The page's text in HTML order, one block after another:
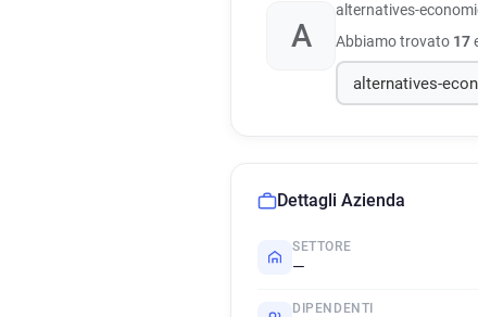
A
alternatives-
Abbiamo trovato 17
Dettagli Azienda
SETTORE
—
DIPENDENTI